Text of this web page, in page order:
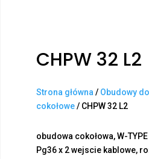
CHPW 32 L2
Strona główna / Obudowy
cokołowe/ CHPW 32 L2
obudowa cokołowa, W-
Pg36 x 2 wejscie kablowe,